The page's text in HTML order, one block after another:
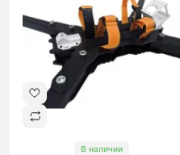
В наличии